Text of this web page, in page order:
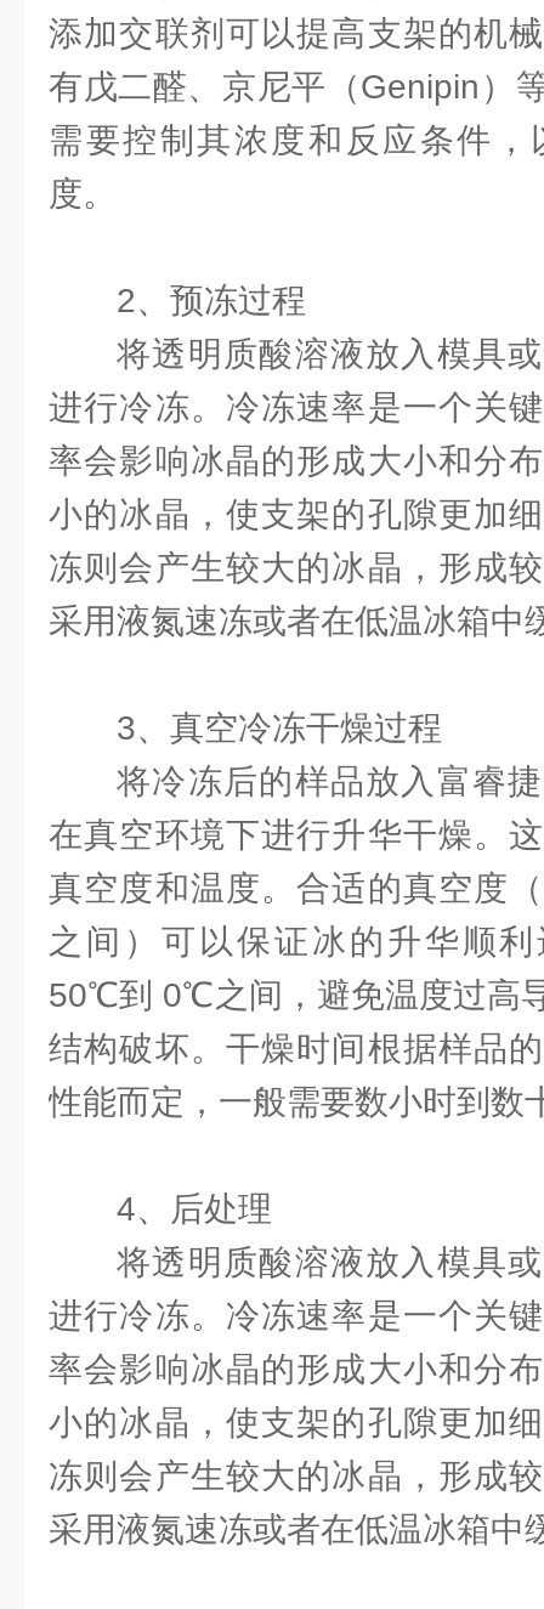
添加交联剂可以提高支架的机
有戊二醛、京尼平（Genipin）
需要控制其浓度和反应条件
度。
2、预冻过程
将透明质酸溶液放入模具
进行冷冻。冷冻速率是一个关
率会影响冰晶的形成大小和分
小的冰晶，使支架的孔隙更加
冻则会产生较大的冰晶，形成
采用液氮速冻或者在低温冰箱中
3、真空冷冻干燥过程
将冷冻后的样品放入富睿
在真空环境下进行升华干燥。
真空度和温度。合适的真空度
之间）可以保证冰的升华顺
50℃到 0℃之间，避免温度过高
结构破坏。干燥时间根据样品
性能而定，一般需要数小时到数
4、后处理
将透明质酸溶液放入模具
进行冷冻。冷冻速率是一个关
率会影响冰晶的形成大小和分
小的冰晶，使支架的孔隙更加
冻则会产生较大的冰晶，形成
采用液氮速冻或者在低温冰箱中